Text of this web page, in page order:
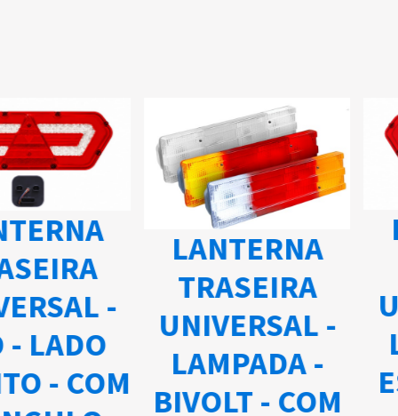
-
LADO
- COM
LANTERNA
TRASEIRA
UNIVERSAL -
LAMPADA -
BIVOLT - COM